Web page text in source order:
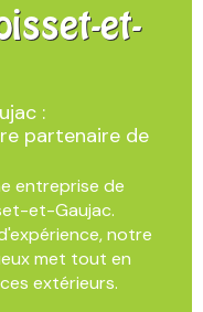
et-
:
partenaire de
entreprise de
et-Gaujac.
notre
met tout en
extérieurs.